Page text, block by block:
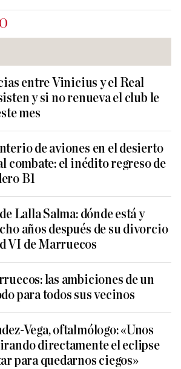
entre Vinicius y el Real
y si no renueva el club le
mes
de aviones en el desierto
combate: el inédito regreso de
B1
Lalla Salma: dónde está y
años después de su divorcio
VI de Marruecos
las ambiciones de un
para todos sus vecinos
Vega, oftalmólogo: «Unos
directamente el eclipse
para quedarnos ciegos»